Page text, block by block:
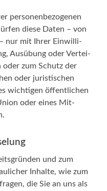
per­so­nen­be­zo­ge­nen
die­se Daten – von
– nur mit Ihrer Ein­wil­li­
Aus­übung oder Ver­tei­
oder zum Schutz der
oder juris­ti­schen
wich­ti­gen öffent­li­chen
oder eines Mit­
und zum
Inhal­te, wie zum
die Sie an uns als